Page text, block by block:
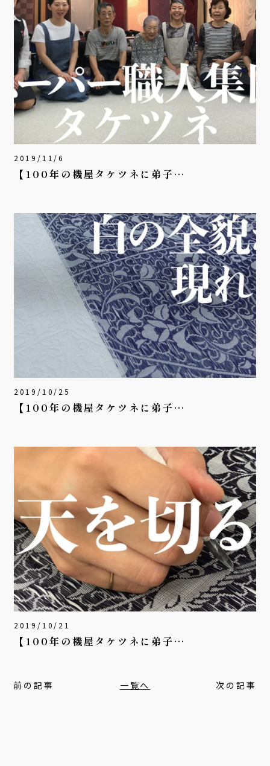
2019/11/6
【100年の機屋タケツネに弟子…
2019/10/25
【100年の機屋タケツネに弟子…
2019/10/21
【100年の機屋タケツネに弟子…
前の記事 一覧へ 次の記事